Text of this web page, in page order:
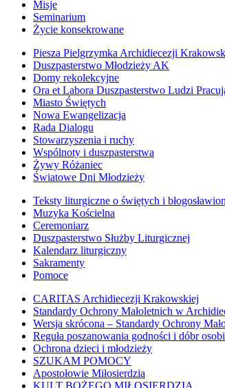
Misje
Seminarium
Życie konsekrowane
Piesza Pielgrzymka Archidiecezji
Duszpasterstwo Młodzieży AK
Domy rekolekcyjne
Ora et Labora Duszpasterstwo Ludzi
Miasto Świętych
Nowa Ewangelizacja
Rada Dialogu
Stowarzyszenia i ruchy
Wspólnoty i duszpasterstwa
Żywy Różaniec
Światowe Dni Młodzieży
Teksty liturgiczne o świętych i
Muzyka Kościelna
Ceremoniarz
Duszpasterstwo Służby Liturgicznej
Kalendarz liturgiczny
Sakramenty
Pomoce
CARITAS Archidiecezji Krakowskiej
Standardy Ochrony Małoletnich w
Wersja skrócona – Standardy Ochrony
Reguła poszanowania godności i dóbr
Ochrona dzieci i młodzieży
SZUKAM POMOCY
Apostołowie Miłosierdzia
KULT BOŻEGO MIŁOSIERDZIA